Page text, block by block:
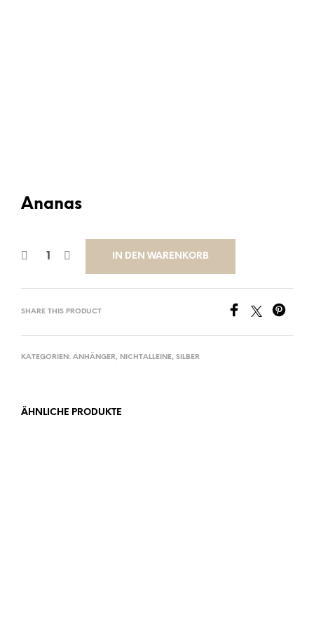
Ananas
IN DEN WARENKORB
SHARE THIS PRODUCT
KATEGORIEN: ANHÄNGER, NICHTALLEINE, SILBER
ÄHNLICHE PRODUKTE